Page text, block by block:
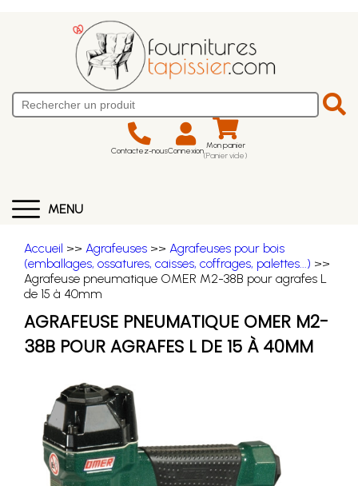
Contactez-nousConnexion Mon panier
(Panier vide)
MENU
Accueil >> Agrafeuses >> Agrafeuses pour bois
(emballages, ossatures, caisses, coffrages, palettes...) >>
Agrafeuse pneumatique OMER M2-38B pour agrafes L
de 15 à 40mm
AGRAFEUSE PNEUMATIQUE OMER M2-
38B POUR AGRAFES L DE 15 À 40MM